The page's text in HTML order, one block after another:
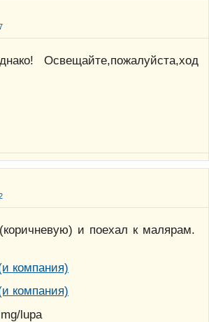
Освещайте,пожалуйста,ход
и поехал к малярам.